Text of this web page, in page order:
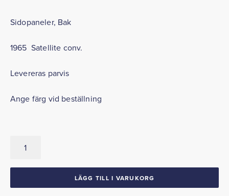
Sidopaneler, Bak
1965 Satellite conv.
Levereras parvis
Ange färg vid beställning
LÄGG TILL I VARUKORG